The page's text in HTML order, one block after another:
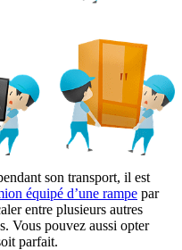
son transport, il est
équipé d’une rampe par
entre plusieurs autres
Vous pouvez aussi opter
parfait.